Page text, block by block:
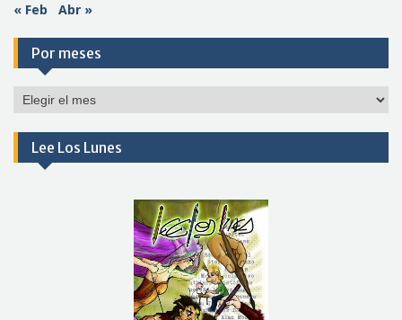
« Feb Abr »
Por meses
Por
Lee Los Lunes